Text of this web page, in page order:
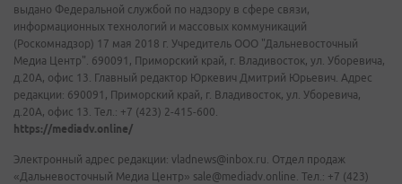
выдано Федеральной службой по надзору в сфере связи,
информационных технологий и массовых коммуникаций
(Роскомнадзор) 17 мая 2018 г. Учредитель ООО "Дальневосточный
Медиа Центр". 690091, Приморский край, г. Владивосток, ул. Уборевича,
д.20А, офис 13. Главный редактор Юркевич Дмитрий Юрьевич. Адрес
редакции: 690091, Приморский край, г. Владивосток, ул. Уборевича,
д.20А, офис 13. Тел.: +7 (423) 2-415-600.
https://mediadv.online/
Электронный адрес редакции: vladnews@inbox.ru. Отдел продаж
«Дальневосточный Медиа Центр» sale@mediadv.online. Тел.: +7 (423)